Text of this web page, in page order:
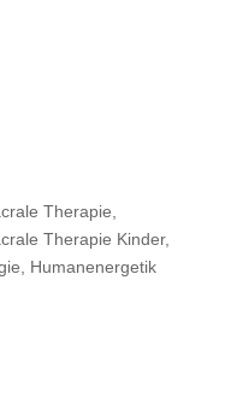
Therapie,
Therapie Kinder,
Humanenergetik